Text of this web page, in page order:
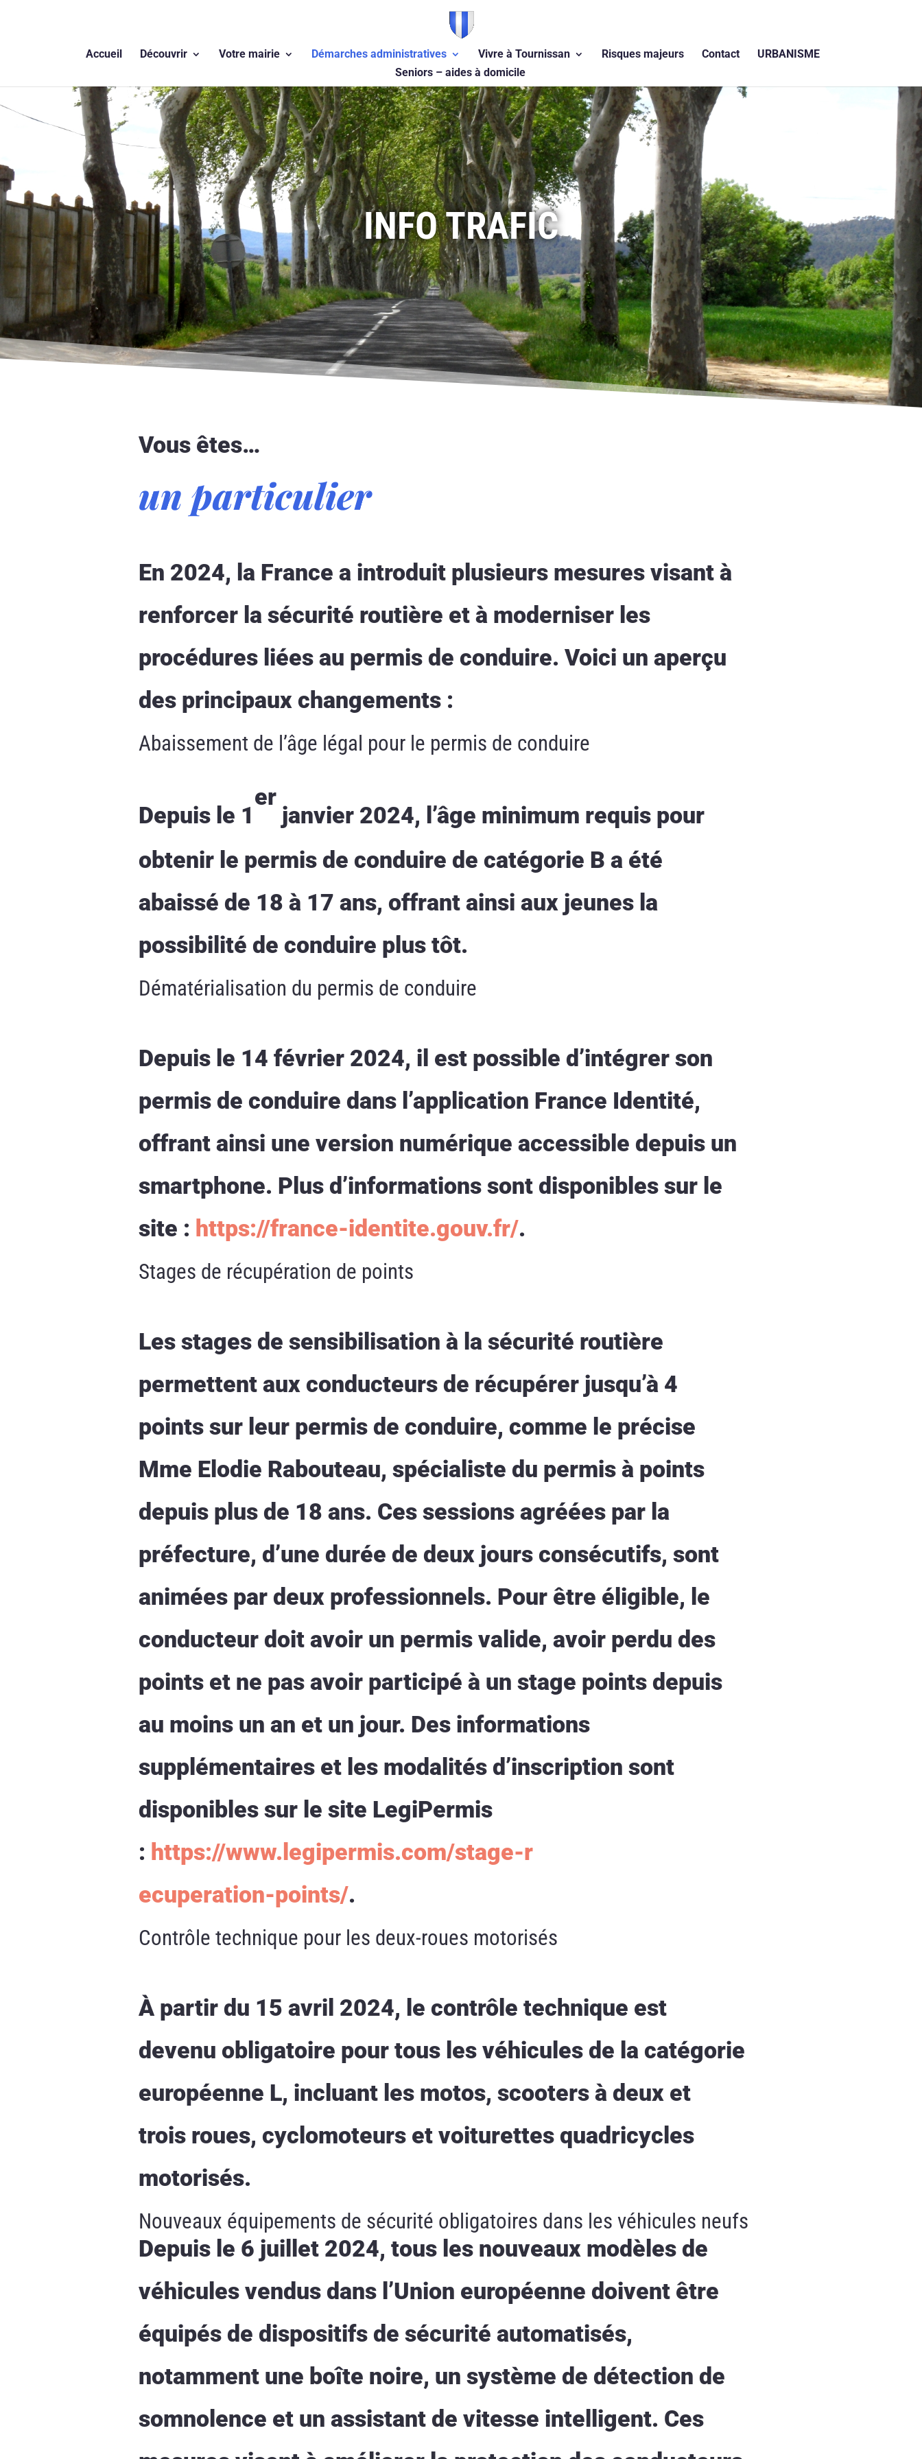
Accueil Découvrir Votre mairie Démarches administratives Vivre à Tournissan Risques majeurs Contact
URBANISME
Seniors – aides à domicile
INFO TRAFIC
Vous êtes…
un particulier
En 2024, la France a introduit plusieurs mesures visant à
renforcer la sécurité routière et à moderniser les
procédures liées au permis de conduire. Voici un aperçu
des principaux changements :
Abaissement de l’âge légal pour le permis de conduire
Depuis le 1
er
janvier 2024, l’âge minimum requis pour
obtenir le permis de conduire de catégorie B a été
abaissé de 18 à 17 ans, offrant ainsi aux jeunes la
possibilité de conduire plus tôt.
Dématérialisation du permis de conduire
Depuis le 14 février 2024, il est possible d’intégrer son
permis de conduire dans l’application France Identité,
offrant ainsi une version numérique accessible depuis un
smartphone. Plus d’informations sont disponibles sur le
site : https://france-identite.gouv.fr/.
Stages de récupération de points
Les stages de sensibilisation à la sécurité routière
permettent aux conducteurs de récupérer jusqu’à 4
points sur leur permis de conduire, comme le précise
Mme Elodie Rabouteau, spécialiste du permis à points
depuis plus de 18 ans. Ces sessions agréées par la
préfecture, d’une durée de deux jours consécutifs, sont
animées par deux professionnels. Pour être éligible, le
conducteur doit avoir un permis valide, avoir perdu des
points et ne pas avoir participé à un stage points depuis
au moins un an et un jour. Des informations
supplémentaires et les modalités d’inscription sont
disponibles sur le site LegiPermis
: https://www.legipermis.com/stage-r
ecuperation-points/.
Contrôle technique pour les deux-roues motorisés
À partir du 15 avril 2024, le contrôle technique est
devenu obligatoire pour tous les véhicules de la catégorie
européenne L, incluant les motos, scooters à deux et
trois roues, cyclomoteurs et voiturettes quadricycles
motorisés.
Nouveaux équipements de sécurité obligatoires dans les véhicules neufs
Depuis le 6 juillet 2024, tous les nouveaux modèles de
véhicules vendus dans l’Union européenne doivent être
équipés de dispositifs de sécurité automatisés,
notamment une boîte noire, un système de détection de
somnolence et un assistant de vitesse intelligent. Ces